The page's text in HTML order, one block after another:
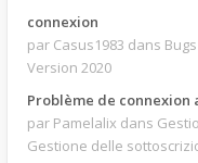
connexion
par Casus1983 dans
Version 2020
Problème de connexion
par Pamelalix dans
Gestione delle